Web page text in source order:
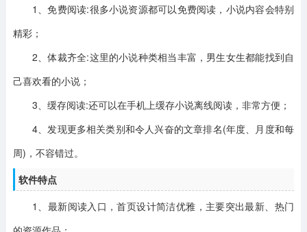
1、免费阅读:很多小说资源都可以免费阅读，小说内容会特别
精彩；
2、体裁齐全:这里的小说种类相当丰富，男生女生都能找到自
己喜欢看的小说；
3、缓存阅读:还可以在手机上缓存小说离线阅读，非常方便；
4、发现更多相关类别和令人兴奋的文章排名(年度、月度和每
周)，不容错过。
软件特点
1、最新阅读入口，首页设计简洁优雅，主要突出最新、热门